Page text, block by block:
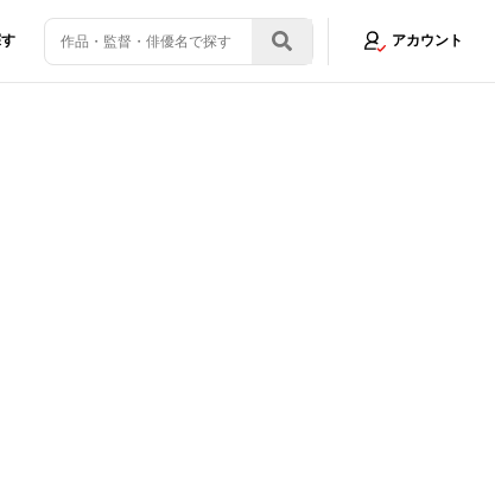
アカウント
ンJP』最新予告編が完成